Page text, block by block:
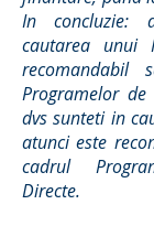
In concluzie:
cautarea unui
recomandabil
Programelor
dvs sunteti in
atunci este
cadrul
Directe.